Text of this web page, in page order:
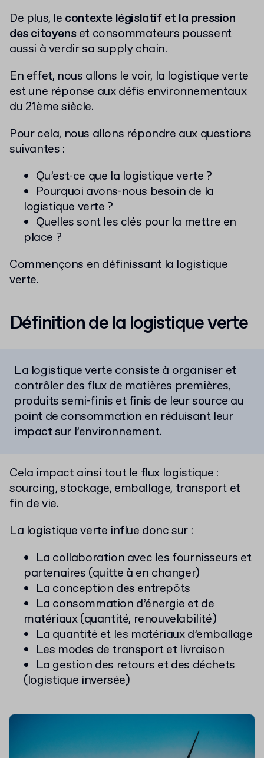
De plus, le contexte législatif et la pression
des citoyenset consommateurs poussent
aussi à verdir sa supply chain.
En effet, nous allons le voir, la logistique verte
est une réponse aux défis environnementaux
du 21ème siècle.
Pour cela, nous allons répondre aux questions
suivantes :
Qu’est-ce que la logistique verte ?
Pourquoi avons-nous besoin de la
logistique verte ?
Quelles sont les clés pour la mettre en
place ?
Commençons en définissant la logistique
verte.
Définition de la logistique verte
La logistique verte consiste à organiser et
contrôler des flux de matières premières,
produits semi-finis et finis de leur source au
point de consommation en réduisant leur
impact sur l’environnement.
Cela impact ainsi tout le flux logistique :
sourcing, stockage, emballage, transport et
fin de vie.
La logistique verte influe donc sur :
La collaboration avec les fournisseurs et
partenaires (quitte à en changer)
La conception des entrepôts
La consommation d’énergie et de
matériaux (quantité, renouvelabilité)
La quantité et les matériaux d’emballage
Les modes de transport et livraison
La gestion des retours et des déchets
(logistique inversée)